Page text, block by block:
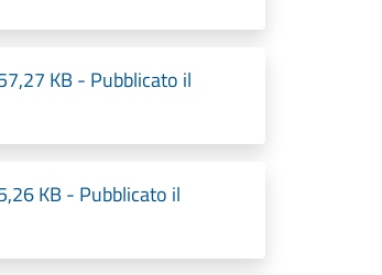
KB - Pubblicato il
KB - Pubblicato il